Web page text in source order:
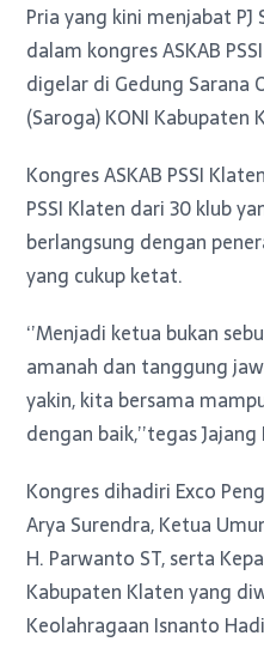
Pria yang kini menjabat
dalam kongres ASKAB
digelar di Gedung Sarana
(Saroga) KONI Kabupaten
Kongres ASKAB PSSI
PSSI Klaten dari 30 klub
berlangsung dengan
yang cukup ketat.
‘’Menjadi ketua bukan
amanah dan tanggung
yakin, kita bersama
dengan baik,’’tegas
Kongres dihadiri Exco
Arya Surendra, Ketua
H. Parwanto ST, serta
Kabupaten Klaten yang
Keolahragaan Isnanto